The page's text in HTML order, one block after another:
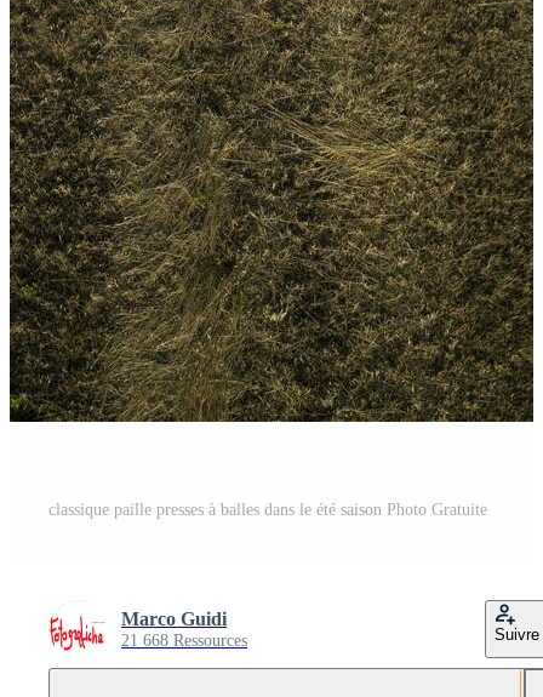
classique paille presses à balles dans le été saison Photo Gratuite
Marco Guidi
21 668 Ressources Suivre